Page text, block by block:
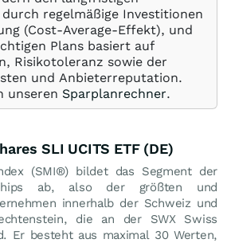
regelmäßige Investitionen
(Cost-Average-Effekt), und
Plans basiert auf
Risikotoleranz sowie der
und Anbieterreputation.
unseren Sparplanrechner.
SLI UCITS ETF (DE)
(SMI®) bildet das Segment der
ab, also der größten und
innerhalb der Schweiz und
die an der SWX Swiss
Er besteht aus maximal 30 Werten,